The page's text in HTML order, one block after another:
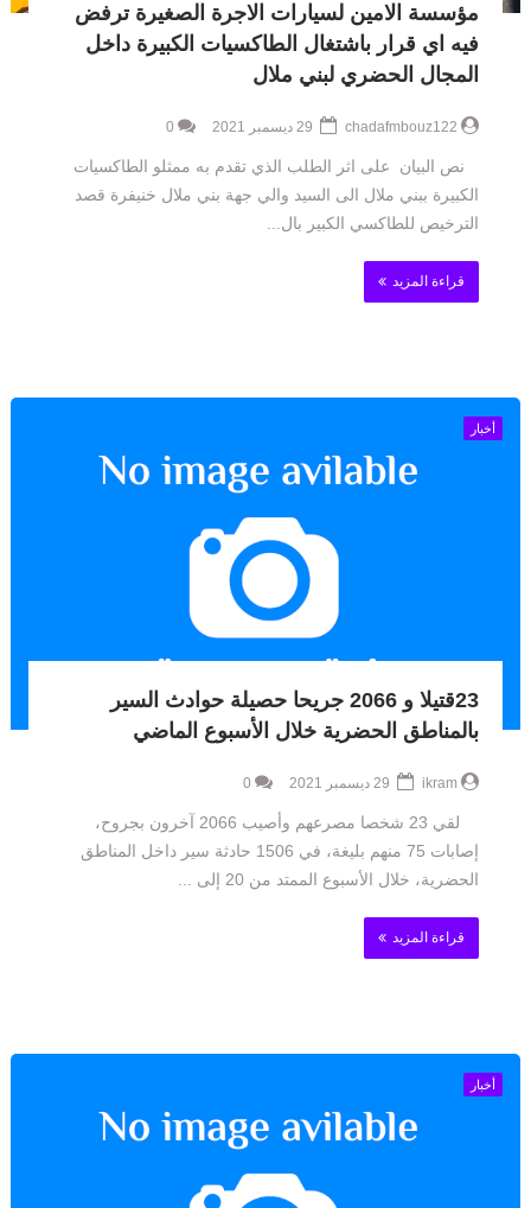
مؤسسة الامين لسيارات الاجرة الصغيرة ترفض
فيه اي قرار باشتغال الطاكسيات الكبيرة داخل
المجال الحضري لبني ملال
chadafmbouz122
0
نص البيان على اثر الطلب الذي تقدم به ممثلو الطاكسيات
الكبيرة ببني ملال الى السيد والي جهة بني ملال خنيفرة قصد
الترخيص للطاكسي الكبير بال...
قراءة المزيد
أخبار
23قتيلا و 2066 جريحا حصيلة حوادث السير
بالمناطق الحضرية خلال الأسبوع الماضي
ikram
0
لقي 23 شخصا مصرعهم وأصيب 2066 آخرون بجروح،
إصابات 75 منهم بليغة، في 1506 حادثة سير داخل المناطق
‏الحضرية، خلال الأسبوع الممتد من 20 إلى ...
قراءة المزيد
أخبار